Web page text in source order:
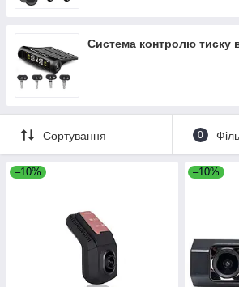
Система контролю тиску
Сортування 0
–10% –10%